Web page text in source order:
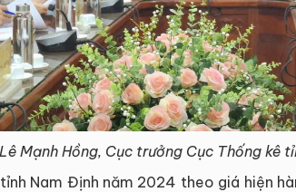
Mạnh Hồng, Cục trưởng Cục Thống kê
Nam Định năm 2024 theo giá hiện